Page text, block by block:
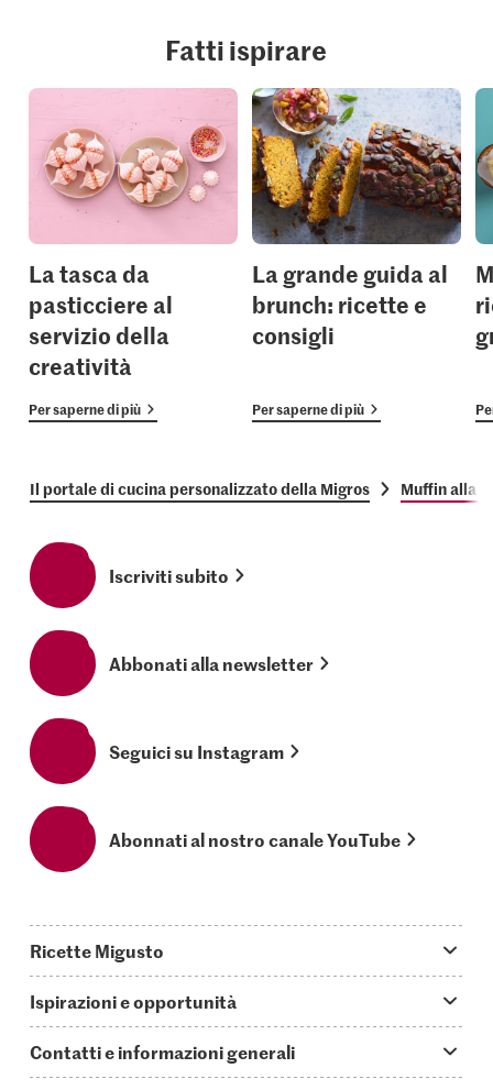
Fatti ispirare
La tasca da
pasticciere al
servizio della
creatività
Per saperne di più
La grande guida al
brunch: ricette e
consigli
Per saperne di più
Il portale di cucina personalizzato della Migros Muffin alla
Iscriviti subito
Abbonati alla newsletter
Seguici su Instagram
Abonnati al nostro canale YouTube
Ricette Migusto
Oggi cucino
Piatti principali
Ispirazioni e opportunità
Storie
Contatti e informazioni generali